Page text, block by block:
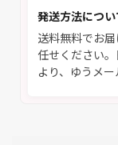
発送方法につい
送料無料でお
任せください
より、ゆうメ